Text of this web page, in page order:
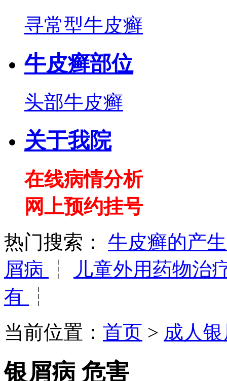
寻常型牛皮癣
牛皮癣部位
头部牛皮癣
关于我院
在线病情分析
网上预约挂号
热门搜索：
牛皮癣的产
屑病
┆
儿童外用药物治
有
┆
当前位置： 首页 > 成人
银屑病 危害